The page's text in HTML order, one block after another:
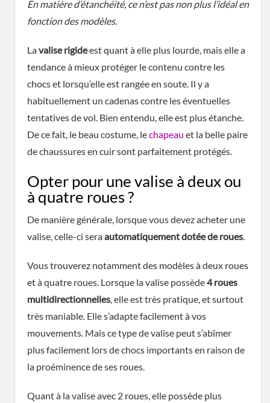
En matière d’étanchéité, ce n’est pas non plus l’idéal en
fonction des modèles.
Lavalise rigideest quant à elle plus lourde, mais elle a
tendance à mieux protéger le contenu contre les
chocs et lorsqu’elle est rangée en soute. Il y a
habituellement un cadenas contre les éventuelles
tentatives de vol. Bien entendu, elle est plus étanche.
De ce fait, le beau costume, lechapeau et la belle paire
de chaussures en cuir sont parfaitement protégés.
Opter pour une valise à deux ou
à quatre roues ?
De manière générale, lorsque vous devez acheter une
valise, celle-ci seraautomatiquement dotée de roues.
Vous trouverez notamment des modèles à deux roues
et à quatre roues. Lorsque la valise possède4 roues
multidirectionnelles, elle est très pratique, et surtout
très maniable. Elle s’adapte facilement à vos
mouvements. Mais ce type de valise peut s’abîmer
plus facilement lors de chocs importants en raison de
la proéminence de ses roues.
Quant à la valise avec 2 roues, elle possède plus